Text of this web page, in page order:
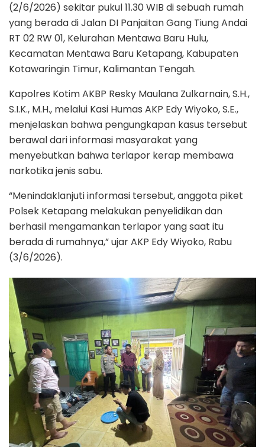
(2/6/2026) sekitar pukul 11.30 WIB di sebuah rumah
yang berada di Jalan DI Panjaitan Gang Tiung Andai
RT 02 RW 01, Kelurahan Mentawa Baru Hulu,
Kecamatan Mentawa Baru Ketapang, Kabupaten
Kotawaringin Timur, Kalimantan Tengah.
Kapolres Kotim AKBP Resky Maulana Zulkarnain, S.H.,
S.I.K., M.H., melalui Kasi Humas AKP Edy Wiyoko, S.E.,
menjelaskan bahwa pengungkapan kasus tersebut
berawal dari informasi masyarakat yang
menyebutkan bahwa terlapor kerap membawa
narkotika jenis sabu.
“Menindaklanjuti informasi tersebut, anggota piket
Polsek Ketapang melakukan penyelidikan dan
berhasil mengamankan terlapor yang saat itu
berada di rumahnya,” ujar AKP Edy Wiyoko, Rabu
(3/6/2026).